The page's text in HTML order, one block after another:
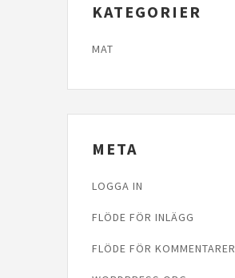
KATEGORIER
MAT
META
LOGGA IN
FLÖDE FÖR INLÄGG
FLÖDE FÖR KOMMENTARER